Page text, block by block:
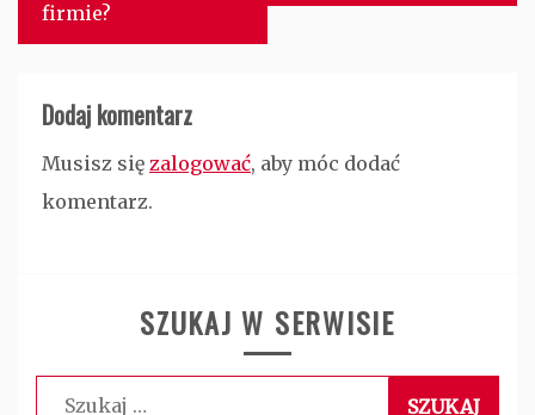
firmie?
Dodaj komentarz
Musisz się zalogować, aby móc dodać
komentarz.
SZUKAJ W SERWISIE
Szukaj: